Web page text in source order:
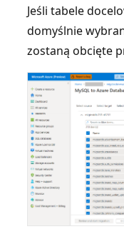
Jeśli tabele
domyślnie
zostaną obcięte